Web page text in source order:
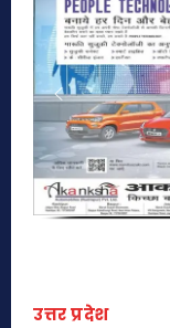
उत्तर प्रदेश